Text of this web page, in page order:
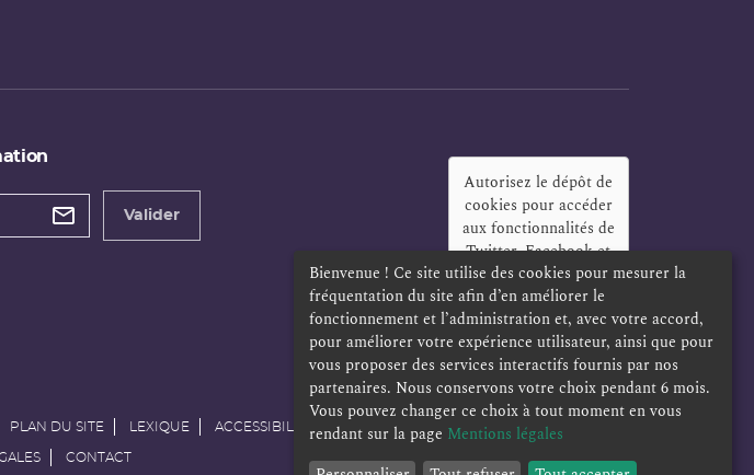
Valider
Autorisez le dépôt de
cookies pour accéder
aux fonctionnalités de
Twitter, Facebook et
LinkedIn?
Oui
Toujours
PLAN DU SITE LEXIQUE ACCESSIBILITÉ POLITIQUE DE CONFIDENTIALITÉ
CONTACT
Bienvenue ! Ce site utilise des cookies pour mesurer la
fréquentation du site afin d’en améliorer le
fonctionnement et l’administration et, avec votre accord,
pour améliorer votre expérience utilisateur, ainsi que pour
vous proposer des services interactifs fournis par nos
partenaires. Nous conservons votre choix pendant 6 mois.
Vous pouvez changer ce choix à tout moment en vous
rendant sur la page Mentions légales